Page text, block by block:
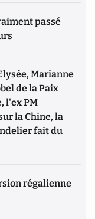
passé
Marianne
de la Paix
l'ex PM
la Chine, la
fait du
régalienne